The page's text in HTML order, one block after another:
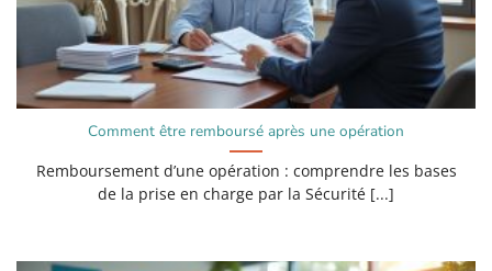
Comment être remboursé après une opération
Remboursement d’une opération : comprendre les bases
de la prise en charge par la Sécurité [...]